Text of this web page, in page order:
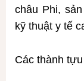
châu Phi,
kỹ thuật y tế
Các thành